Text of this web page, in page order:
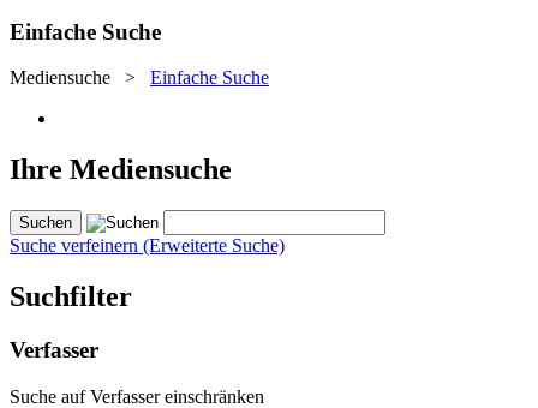
Einfache Suche
Mediensuche > Einfache Suche
Ihre Mediensuche
Suche verfeinern (Erweiterte Suche)
Suchfilter
Verfasser
Suche auf Verfasser einschränken